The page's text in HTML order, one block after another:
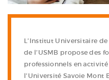
L’Institut Universitaire
de l’USMB propose des
professionnels en
l’Université Savoie Mont